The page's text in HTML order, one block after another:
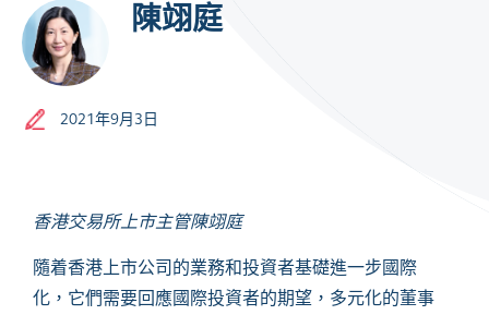
陳翊庭
2021年9月3日
香港交易所上市主管陳翊庭
隨着香港上市公司的業務和投資者基礎進一步國際
化，它們需要回應國際投資者的期望，多元化的董事